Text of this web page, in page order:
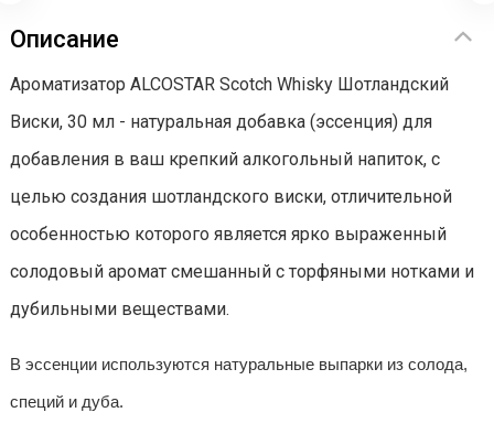
Описание
Ароматизатор ALCOSTAR Scotch Whisky Шотландский
Виски, 30 мл - натуральная добавка (эссенция) для
добавления в ваш крепкий алкогольный напиток, с
целью создания шотландского виски, отличительной
особенностью которого является ярко выраженный
солодовый аромат смешанный с торфяными нотками и
дубильными веществами.
В эссенции используются натуральные выпарки из солода,
специй и дуба.